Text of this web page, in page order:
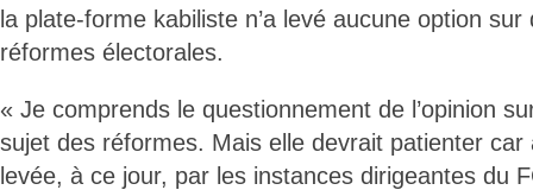
la plate-forme kabiliste n’a levé aucune option
réformes électorales.
« Je comprends le questionnement de l’opinion
sujet des réformes. Mais elle devrait patienter car
levée, à ce jour, par les instances dirigeantes du